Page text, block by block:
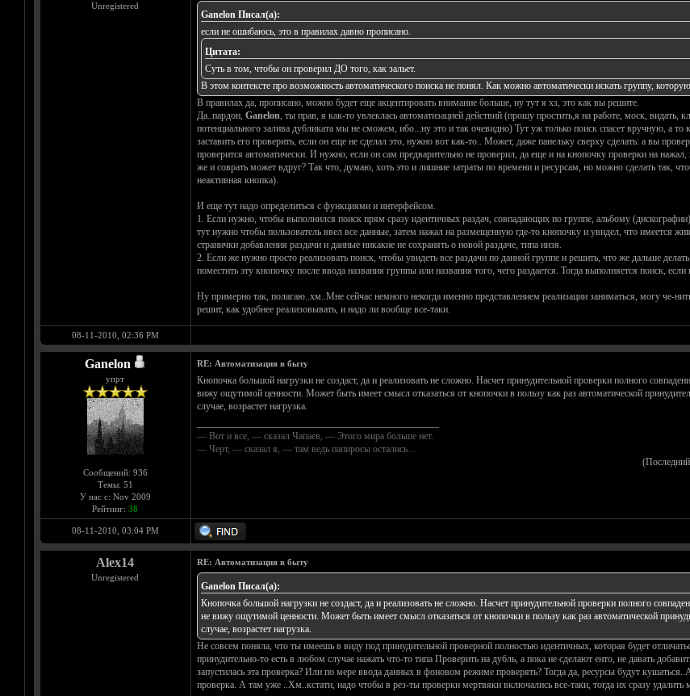
Unregistered
Ganelon Писал(а):
если не ошибаюсь, это в правилах давно прописано.
Цитата:
Суть в том, чтобы он проверил ДО того, как зальет.
В этом контексте про возможность автоматического поиска не понял. Как можно автоматически искать группу,
В правилах да, прописано, можно будет еще акцентировать внимание больше, ну тут я хз, это как вы решите.
Да..пардон, Ganelon, ты прав, я как-то увлеклась автоматизацией действий (прошу простить,я на работе, моск, видать,
потенциального залива дубликата мы не сможем, ибо...ну это и так очевидно) Тут уж только поиск спасет вручную, а
заставить его проверить, если он еще не сделал это, нужно вот как-то.. Может, даже панельку сверху сделать: а вы
проверится автоматически. И нужно, если он сам предварительно не проверил, да еще и на кнопочку проверки на
же и соврать может вдруг? Так что, думаю, хоть это и лишние затраты по времени и ресурсам, но можно сделать так,
неактивная кнопка).
И еще тут надо определиться с функциями и интерфейсом.
1. Если нужно, чтобы выполнился поиск прям сразу идентичных раздач, совпадающих по группе, альбому
тут нужно чтобы пользователь ввел все данные, затем нажал на размещенную где-то кнопочку и увидел, что имеется
странички добавления раздачи и данные никакие не сохранять о новой раздаче, типа низя.
2. Если же нужно просто реализовать поиск, чтобы увидеть все раздачи по данной группе и решить, что же дальше
поместить эту кнопочку после ввода названия группы или названия того, чего раздается. Тогда выполняется поиск,
Ну примерно так, полагаю..хм..Мне сейчас немного некогда именно представлением реализации заниматься, могу че-
решит, как удобнее реализовывать, и надо ли вообще все-таки.
08-11-2010, 02:36 PM
Ganelon
упрт
Сообщений: 936
Темы: 51
У нас с: Nov 2009
Рейтинг: 38
RE: Автоматизация в быту
Кнопочка большой нагрузки не создаст, да и реализовать не сложно. Насчет принудительной проверки полного
вижу ощутимой ценности. Может быть имеет смысл отказаться от кнопочки в пользу как раз автоматической
случае, возрастет нагрузка.
— Вот и все, — сказал Чапаев, — Этого мира больше нет.
— Черт, — сказал я, — там ведь папиросы остались…
08-11-2010, 03:04 PM
Alex14
Unregistered
RE: Автоматизация в быту
Ganelon Писал(а):
Кнопочка большой нагрузки не создаст, да и реализовать не сложно. Насчет принудительной проверки полного
не вижу ощутимой ценности. Может быть имеет смысл отказаться от кнопочки в пользу как раз автоматической
случае, возрастет нагрузка.
Не совсем поняла, что ты имеешь в виду под принудительной проверной полностью идентичных, которая будет
принудительно-то есть в любом случае нажать что-то типа Проверить на дубль, а пока не сделают енто, не давать
запустилась эта проверка? Или по мере ввода данных в фоновом режиме проверять? Тогда да, ресурсы будут
проверка. А там уже ..Хм..кстати, надо чтобы в рез-ты проверки мертвяки включались все-таки, тогда их сразу